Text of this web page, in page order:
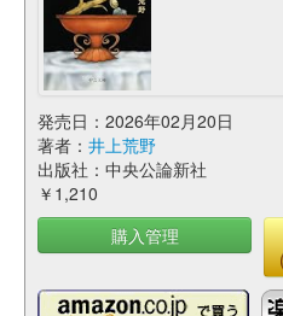
発売日：2026年02月20日
著者： 井上荒野
出版社：中央公論新社
￥1,210
購入管理